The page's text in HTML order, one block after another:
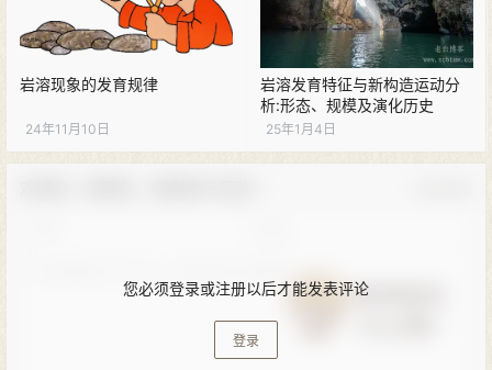
岩溶现象的发育规律
24年11月10日
岩溶发育特征与新构造运动分
析:形态、规模及演化历史
25年1月4日
您必须登录或注册以后才能发表评论
登录